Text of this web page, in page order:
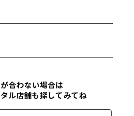
合わない場合は
ル店舗も探してみてね